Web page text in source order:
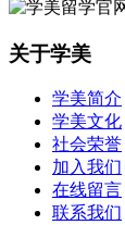
关于学美
学美简介
学美文化
社会荣誉
加入我们
在线留言
联系我们